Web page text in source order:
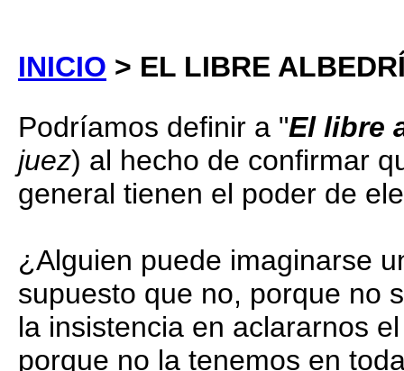
INICIO > EL LIBRE
Podríamos definir a "El libre
juez) al hecho de confirmar
general tienen el poder de
¿Alguien puede imaginarse
supuesto que no, porque no
la insistencia en aclararnos
porque no la tenemos en